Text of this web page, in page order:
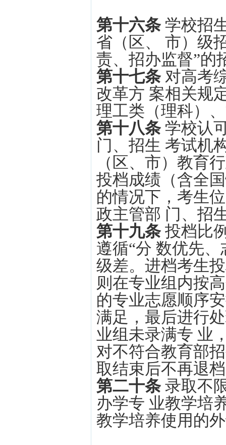
第十六条 学校招
省（区、 市）级
责、招办监督”的
第十七条 对高考
改革方 案相关规
理工类（理科）
第十八条 学校认
门、招生 考试机
（区、市）教育
投档成绩（含全
的情况下，考生
政主管部 门、招
第十九条投档比
遵循“分 数优先
级差。进档考生
则在专业组内按
的专业志愿顺序
满足，最后进行
业组未录满专 业
对不符合教育部
取结束后不再退
第二十条录取不
办学专 业教学培
教学培养使用的